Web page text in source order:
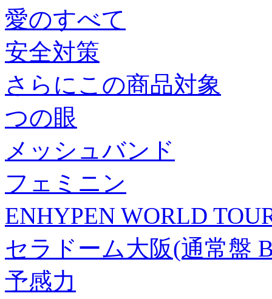
愛のすべて
安全対策
さらにこの商品対象
つの眼
メッシュバンド
フェミニン
ENHYPEN WORLD
セラドーム大阪(通常盤
予感力